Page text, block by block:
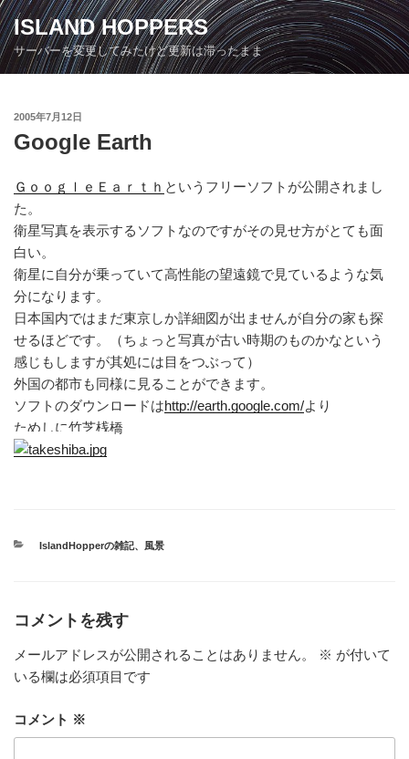
コ
ン
テ
ン
ISLAND HOPPERS
サーバーを変更してみたけど更新は滞ったまま
投
稿
日:
2005年7月12日
Google Earth
ＧｏｏｇｌｅＥａｒｔｈ というフリーソフトが公開されまし
た。
衛星写真を表示するソフトなのですがその見せ方がとても面
白い。
衛星に自分が乗っていて高性能の望遠鏡で見ているような気
分になります。
日本国内ではまだ東京しか詳細図が出ませんが自分の家も探
せるほどです。（ちょっと写真が古い時期のものかなという
感じもしますが其処には目をつぶって）
外国の都市も同様に見ることができます。
ソフトのダウンロードはhttp://earth.google.com/より
ためしに竹芝桟橋
カ
IslandHopperの雑記、 風景
コメントを残す
メールアドレスが公開されることはありません。 ※ が付いて
いる欄は必須項目です
コメント ※